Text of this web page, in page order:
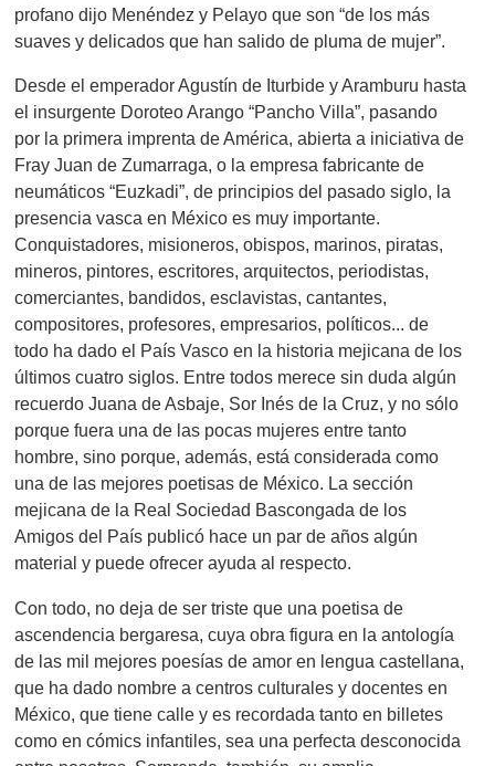
profano dijo Menéndez y Pelayo que son “de los más
suaves y delicados que han salido de pluma de mujer”.
Desde el emperador Agustín de Iturbide y Aramburu hasta
el insurgente Doroteo Arango “Pancho Villa”, pasando
por la primera imprenta de América, abierta a iniciativa de
Fray Juan de Zumarraga, o la empresa fabricante de
neumáticos “Euzkadi”, de principios del pasado siglo, la
presencia vasca en México es muy importante.
Conquistadores, misioneros, obispos, marinos, piratas,
mineros, pintores, escritores, arquitectos, periodistas,
comerciantes, bandidos, esclavistas, cantantes,
compositores, profesores, empresarios, políticos... de
todo ha dado el País Vasco en la historia mejicana de los
últimos cuatro siglos. Entre todos merece sin duda algún
recuerdo Juana de Asbaje, Sor Inés de la Cruz, y no sólo
porque fuera una de las pocas mujeres entre tanto
hombre, sino porque, además, está considerada como
una de las mejores poetisas de México. La sección
mejicana de la Real Sociedad Bascongada de los
Amigos del País publicó hace un par de años algún
material y puede ofrecer ayuda al respecto.
Con todo, no deja de ser triste que una poetisa de
ascendencia bergaresa, cuya obra figura en la antología
de las mil mejores poesías de amor en lengua castellana,
que ha dado nombre a centros culturales y docentes en
México, que tiene calle y es recordada tanto en billetes
como en cómics infantiles, sea una perfecta desconocida